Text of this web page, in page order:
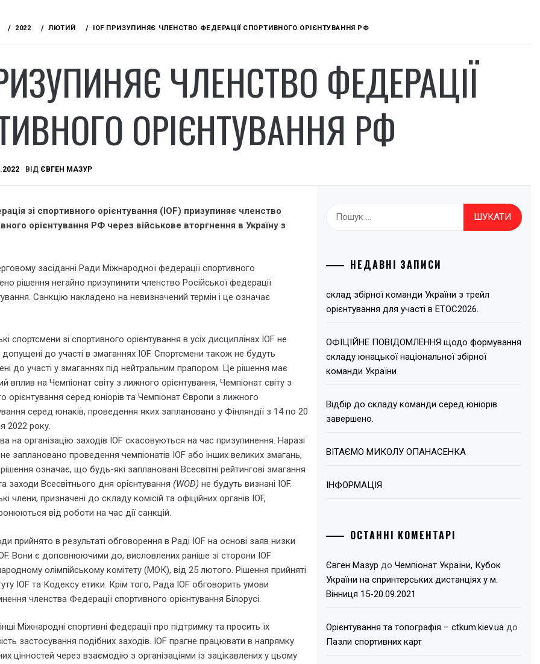
2022 ЛЮТИЙ IOF ПРИЗУПИНЯЄ ЧЛЕНСТВО ФЕДЕРАЦІЇ СПОРТИВНОГО ОРІЄНТУВАННЯ РФ
ЧЛЕНСТВО ФЕДЕРАЦІЇ
ОРІЄНТУВАННЯ РФ
ВІД ЄВГЕН МАЗУР
зі спортивного орієнтування (IOF) призупиняє членство
орієнтування РФ через військове вторгнення в Україну з
засіданні Ради Міжнародної федерації спортивного
рішення негайно призупинити членство Російської федерації
Санкцію накладено на невизначений термін і це означає
спортсмени зі спортивного орієнтування в усіх дисциплінах IOF не
до участі в змаганнях IOF. Спортсмени також не будуть
до участі у змаганнях під нейтральним прапором. Це рішення має
вплив на Чемпіонат світу з лижного орієнтування, Чемпіонат світу з
орієнтування серед юніорів та Чемпіонат Європи з лижного
серед юнаків, проведення яких заплановано у Фінляндії з 14 по 20
2022 року.
на організацію заходів IOF скасовуються на час призупинення. Наразі
не заплановано проведення чемпіонатів IOF або інших великих змагань,
означає, що будь-які заплановані Всесвітні рейтингові змагання
заходи Всесвітнього дня орієнтування (WOD) не будуть визнані IOF.
члени, призначені до складу комісій та офіційних органів IOF,
від роботи на час дії санкцій.
прийнято в результаті обговорення в Раді IOF на основі заяв низки
Вони є доповнюючими до, висловлених раніше зі сторони IOF
олімпійському комітету (МОК), від 25 лютого. Рішення прийняті
IOF та Кодексу етики. Крім того, Рада IOF обговорить умови
членства Федерації спортивного орієнтування Білорусі.
Міжнародні спортивні федерації про підтримку та просить їх
застосування подібних заходів. IOF прагне працювати в напрямку
цінностей через взаємодію з організаціями із зацікавлених у цьому
НЕДАВНІ ЗАПИСИ
склад збірної команди України з трейл
орієнтування для участі в ЕТОС2026.
ОФІЦІЙНЕ ПОВІДОМЛЕННЯ щодо формування
складу юнацької національної збірної
команди України
Відбір до складу команди серед юніорів
завершено.
ВІТАЄМО МИКОЛУ ОПАНАСЕНКА
ІНФОРМАЦІЯ
ОСТАННІ КОМЕНТАРІ
Євген Мазур доЧемпіонат України, Кубок
України на спринтерських дистанціях у м.
Вінниця 15-20.09.2021
Орієнтування та топографія – ctkum.kiev.ua до
Пазли спортивних карт